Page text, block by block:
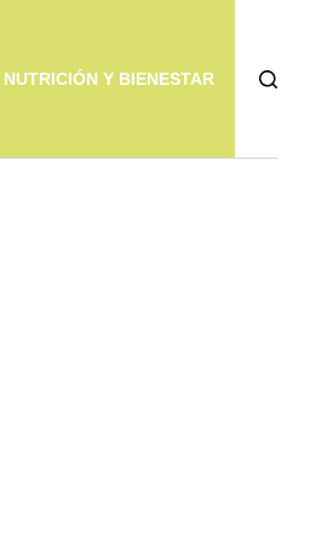
NUTRICIÓN Y BIENESTAR